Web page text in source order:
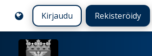
Kirjaudu Rekisteröidy